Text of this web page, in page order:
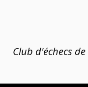
Club d'échecs